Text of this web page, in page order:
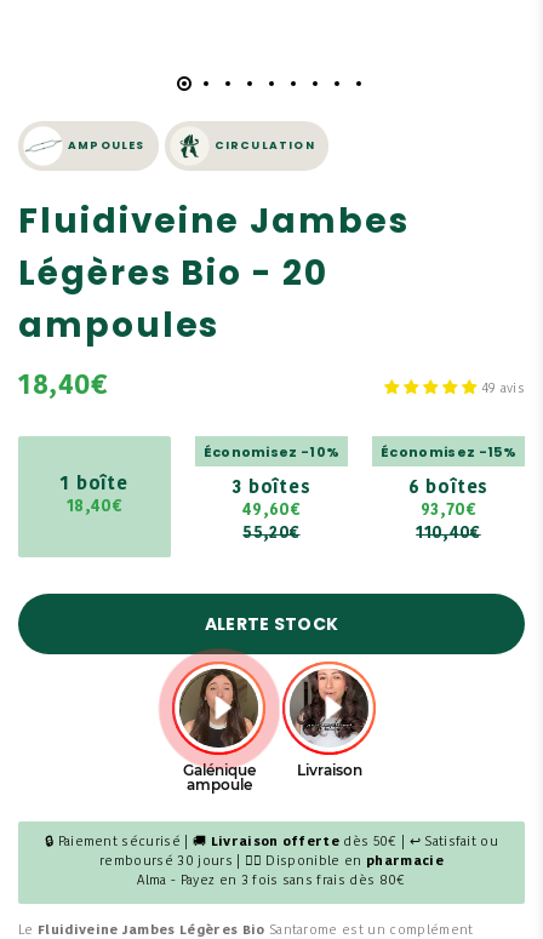
AMPOULES CIRCULATION
Fluidiveine Jambes
Légères Bio - 20
ampoules
18,40€ 49 avis
1 boîte
18,40€
3 boîtes
Économisez -10%
49,60€
55,20€
6 boîtes
Économisez -15%
93,70€
110,40€
ALERTE STOCK
🔒 Paiement sécurisé | 🚚 Livraison offerte dès 50€ | ↩ Satisfait ou
remboursé 30 jours | 👩‍⚕️ Disponible en pharmacie
Alma - Payez en 3 fois sans frais dès 80€
Le Fluidiveine Jambes Légères Bio Santarome est un complément